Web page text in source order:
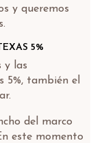
y queremos
5%
y las
5%, también el
del marco
este momento